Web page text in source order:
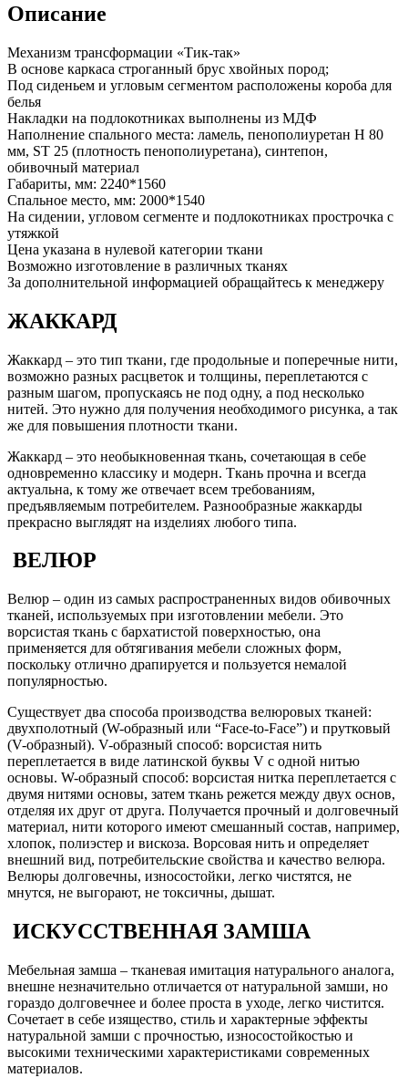
Описание
Механизм трансформации «Тик-так»
В основе каркаса строганный брус хвойных пород;
Под сиденьем и угловым сегментом расположены короба для
белья
Накладки на подлокотниках выполнены из МДФ
Наполнение спального места: ламель, пенополиуретан Н 80
мм, ST 25 (плотность пенополиуретана), синтепон,
обивочный материал
Габариты, мм: 2240*1560
Спальное место, мм: 2000*1540
На сидении, угловом сегменте и подлокотниках прострочка с
утяжкой
Цена указана в нулевой категории ткани
Возможно изготовление в различных тканях
За дополнительной информацией обращайтесь к менеджеру
ЖАККАРД
Жаккард – это тип ткани, где продольные и поперечные нити,
возможно разных расцветок и толщины, переплетаются с
разным шагом, пропускаясь не под одну, а под несколько
нитей. Это нужно для получения необходимого рисунка, а так
же для повышения плотности ткани.
Жаккард – это необыкновенная ткань, сочетающая в себе
одновременно классику и модерн. Ткань прочна и всегда
актуальна, к тому же отвечает всем требованиям,
предъявляемым потребителем. Разнообразные жаккарды
прекрасно выглядят на изделиях любого типа.
ВЕЛЮР
Велюр – один из самых распространенных видов обивочных
тканей, используемых при изготовлении мебели. Это
ворсистая ткань с бархатистой поверхностью, она
применяется для обтягивания мебели сложных форм,
поскольку отлично драпируется и пользуется немалой
популярностью.
Существует два способа производства велюровых тканей:
двухполотный (W-образный или “Face-to-Face”) и прутковый
(V-образный). V-образный способ: ворсистая нить
переплетается в виде латинской буквы V с одной нитью
основы. W-образный способ: ворсистая нитка переплетается с
двумя нитями основы, затем ткань режется между двух основ,
отделяя их друг от друга. Получается прочный и долговечный
материал, нити которого имеют смешанный состав, например,
хлопок, полиэстер и вискоза. Ворсовая нить и определяет
внешний вид, потребительские свойства и качество велюра.
Велюры долговечны, износостойки, легко чистятся, не
мнутся, не выгорают, не токсичны, дышат.
ИСКУССТВЕННАЯ ЗАМША
Мебельная замша – тканевая имитация натурального аналога,
внешне незначительно отличается от натуральной замши, но
гораздо долговечнее и более проста в уходе, легко чистится.
Сочетает в себе изящество, стиль и характерные эффекты
натуральной замши с прочностью, износостойкостью и
высокими техническими характеристиками современных
материалов.